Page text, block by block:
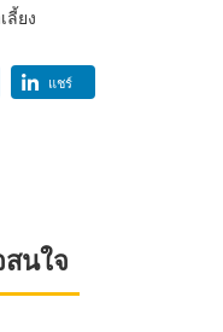
ลี้ยง
แชร์
นใจ